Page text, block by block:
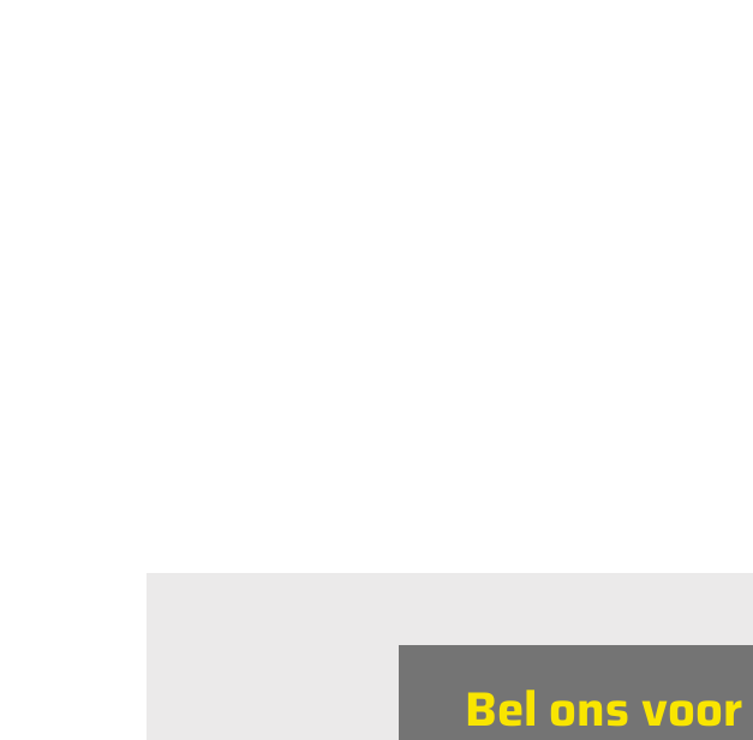
Bel ons